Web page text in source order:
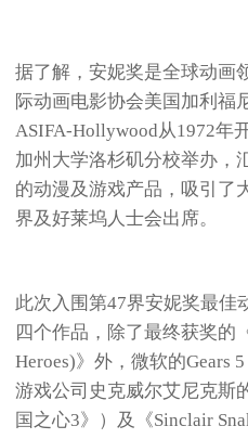
据了解，安妮奖是全球动画
际动画电影协会美国加利福
ASIFA-Hollywood从1972年
加州大学洛杉矶分校举办，
的动漫及游戏产品，吸引了
界及好莱坞人士会出席。
此次入围第47界安妮奖最佳
四个作品，除了最终获奖的
Heroes)》外，微软的Gears
游戏公司史克威尔艾尼克斯
国之心3》）及《Sinclair